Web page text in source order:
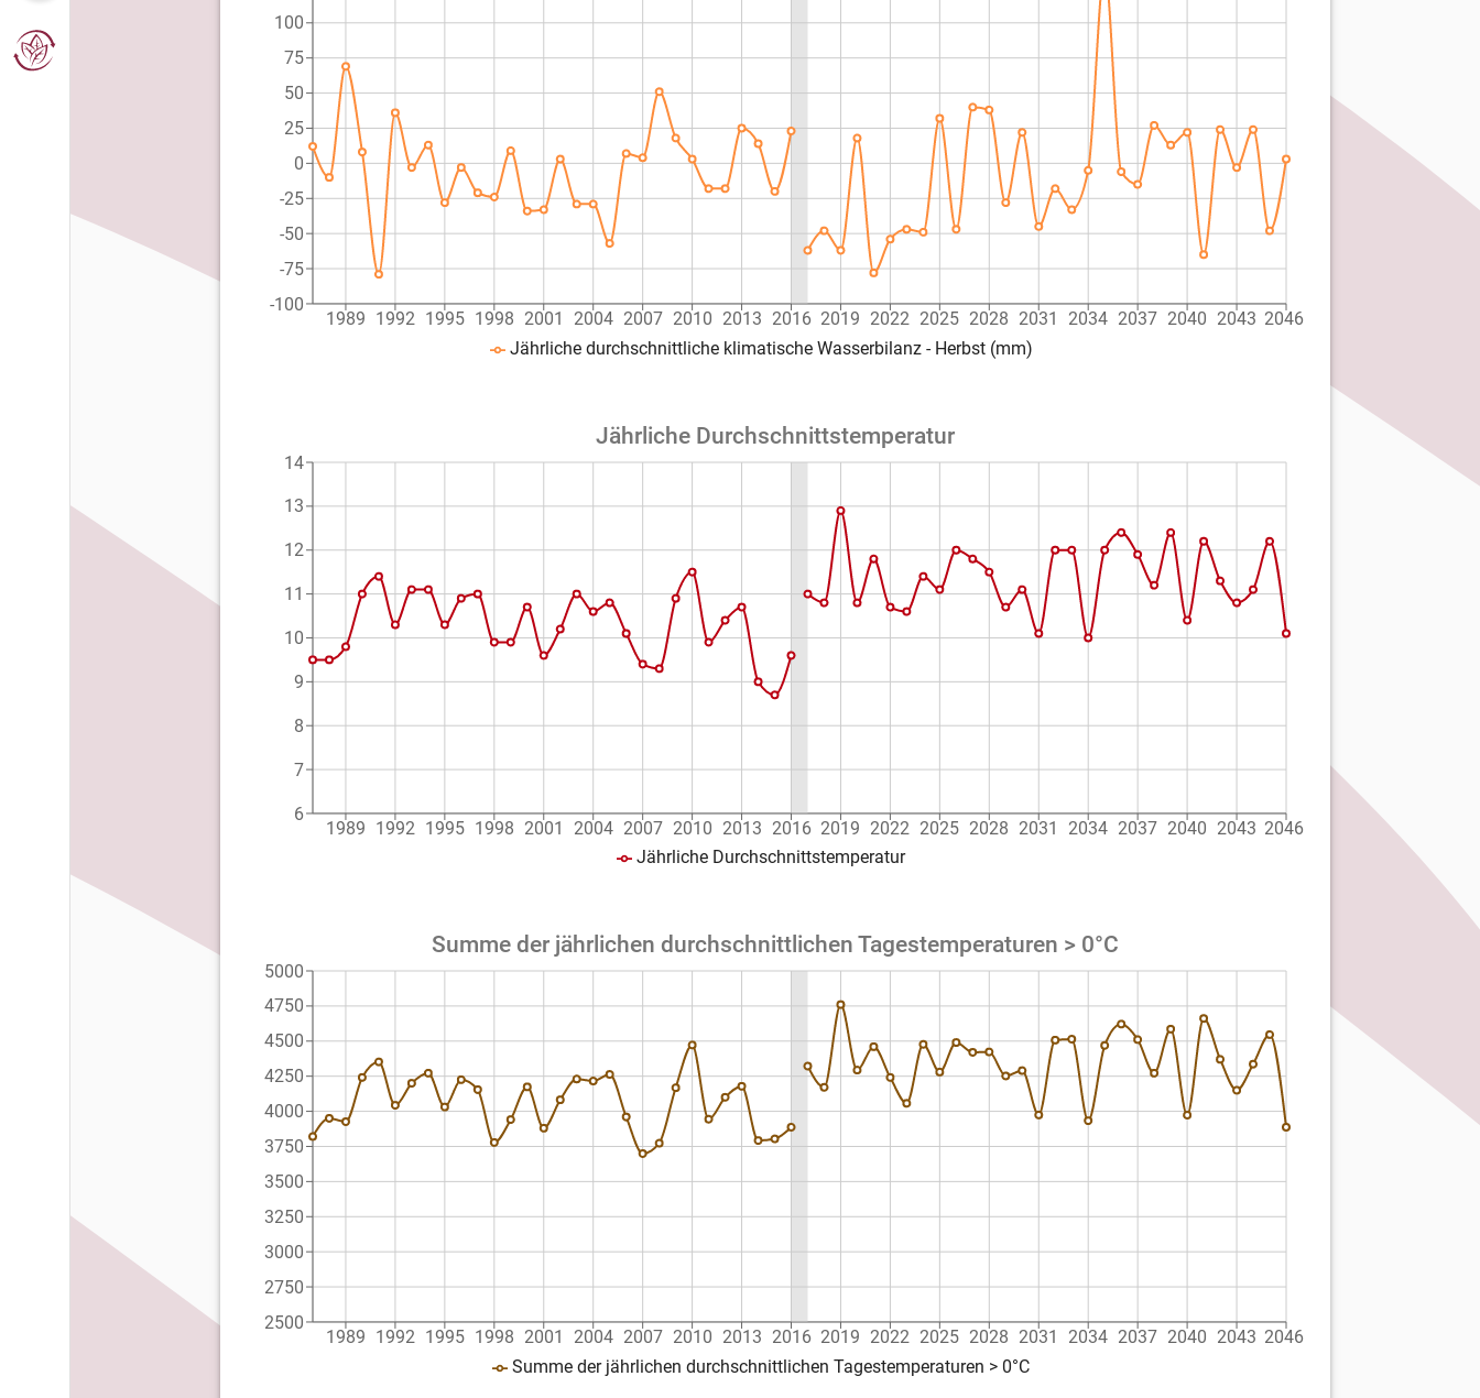
1989 1992 1995 1998 2001 2004 2007 2010 2013 2016 2019 2022 2025 2028 2031 2034 2037 2040 2043 2046
-100
-75
-50
-25
0
25
50
75
100
Jährliche durchschnittliche klimatische Wasserbilanz - Herbst (mm)
Jährliche Durchschnittstemperatur
1989 1992 1995 1998 2001 2004 2007 2010 2013 2016 2019 2022 2025 2028 2031 2034 2037 2040 2043 2046
6
7
8
9
10
11
12
13
14
Jährliche Durchschnittstemperatur
Summe der jährlichen durchschnittlichen Tagestemperaturen > 0°C
1989 1992 1995 1998 2001 2004 2007 2010 2013 2016 2019 2022 2025 2028 2031 2034 2037 2040 2043 2046
2500
2750
3000
3250
3500
3750
4000
4250
4500
4750
5000
Summe der jährlichen durchschnittlichen Tagestemperaturen > 0°C